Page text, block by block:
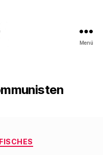
Menü